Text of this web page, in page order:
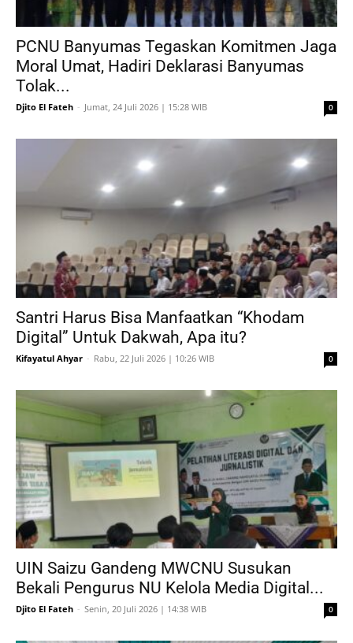
PCNU Banyumas Tegaskan Komitmen Jaga
Moral Umat, Hadiri Deklarasi Banyumas
Tolak...
Djito El Fateh - Jumat, 24 Juli 2026 | 15:28 WIB 0
Santri Harus Bisa Manfaatkan “Khodam
Digital” Untuk Dakwah, Apa itu?
Kifayatul Ahyar - Rabu, 22 Juli 2026 | 10:26 WIB 0
UIN Saizu Gandeng MWCNU Susukan
Bekali Pengurus NU Kelola Media Digital...
Djito El Fateh - Senin, 20 Juli 2026 | 14:38 WIB 0